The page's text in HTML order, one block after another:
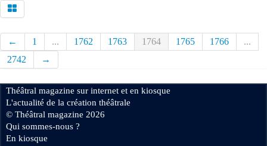
← 1 ... 1762 1763 1764 1765 1766
...
2742
→
Théâtral magazine sur internet et en kiosque
L'actualité de la création théâtrale
© Théâtral magazine 2026
Qui sommes-nous ?
En kiosque